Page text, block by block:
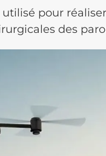
pour
des